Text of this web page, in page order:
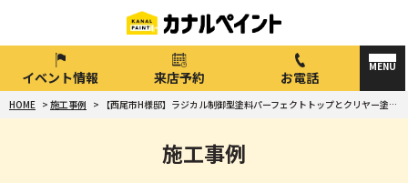
イベント情報 来店予約 お電話
HOME > 施工事例 > 【西尾市H様邸】ラジカル制御型塗料パーフェクトトップとクリヤー塗料UVプロテクトクリヤーで外壁塗装！
施工事例